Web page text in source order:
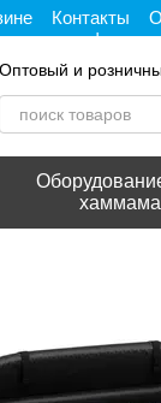
Контакты
Оптовый и
хаммама